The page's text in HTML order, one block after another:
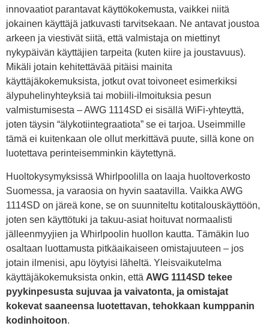
innovaatiot parantavat käyttökokemusta, vaikkei niitä
jokainen käyttäjä jatkuvasti tarvitsekaan. Ne antavat joustoa
arkeen ja viestivät siitä, että valmistaja on miettinyt
nykypäivän käyttäjien tarpeita (kuten kiire ja joustavuus).
Mikäli jotain kehitettävää pitäisi mainita
käyttäjäkokemuksista, jotkut ovat toivoneet esimerkiksi
älypuhelinyhteyksiä tai mobiili-ilmoituksia pesun
valmistumisesta – AWG 1114SD ei sisällä WiFi-yhteyttä,
joten täysin “älykotiintegraatiota” se ei tarjoa. Useimmille
tämä ei kuitenkaan ole ollut merkittävä puute, sillä kone on
luotettava perinteisemminkin käytettynä.
Huoltokysymyksissä Whirlpoolilla on laaja huoltoverkosto
Suomessa, ja varaosia on hyvin saatavilla. Vaikka AWG
1114SD on järeä kone, se on suunniteltu kotitalouskäyttöön,
joten sen käyttötuki ja takuu-asiat hoituvat normaalisti
jälleenmyyjien ja Whirlpoolin huollon kautta. Tämäkin luo
osaltaan luottamusta pitkäaikaiseen omistajuuteen – jos
jotain ilmenisi, apu löytyisi läheltä. Yleisvaikutelma
käyttäjäkokemuksista onkin, että AWG 1114SD tekee
pyykinpesusta sujuvaa ja vaivatonta, ja omistajat
kokevat saaneensa luotettavan, tehokkaan kumppanin
kodinhoitoon.